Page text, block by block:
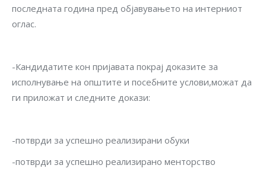
последната година пред објавувањето на интерниот
оглас.
-Кандидатите кон пријавата покрај доказите за
исполнување на општите и посебните услови,можат да
ги приложат и следните докази:
-потврди за успешно реализирани обуки
-потврди за успешно реализирано менторство